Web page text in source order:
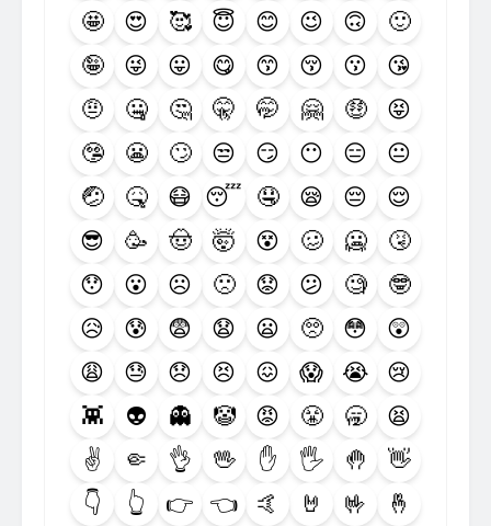
🙂
🙃
😉
😊
😇
🥰
😍
🤩
😘
😗
😚
😙
😋
😛
😜
🤪
😝
🤑
🤗
🤭
🤫
🤔
🤐
🤨
😐
😑
😶
😏
😒
🙄
😬
🤥
😌
😔
😪
🤤
😴
😷
🤒
🤕
🤧
🥶
🥴
😵
🤯
🤠
🥳
😎
🤓
🧐
😕
😟
🙁
☹️
😮
😯
😲
😳
🥺
😦
😧
😨
😰
😥
😢
😭
😱
😖
😣
😞
😓
😩
😫
🥱
😤
😡
🤡
👻
👽
👾
👋
🤚
🖐️
✋
🖖
👌
🤏
✌️
🤞
🤟
🤘
🤙
👈
👉
👆
👇